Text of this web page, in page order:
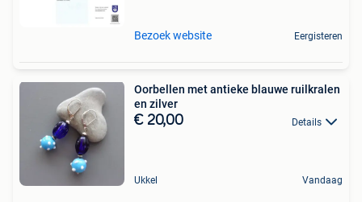
Bezoek website Eergisteren
Oorbellen met antieke blauwe ruilkralen
en zilver
€ 20,00 Details
Ukkel Vandaag